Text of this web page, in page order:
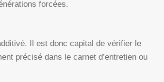
forcées.
Il est donc capital de vérifier le
précisé dans le carnet d’entretien ou